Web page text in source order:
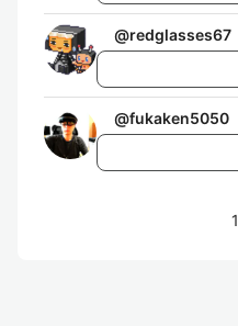
@redglasses67
@fukaken5050
1